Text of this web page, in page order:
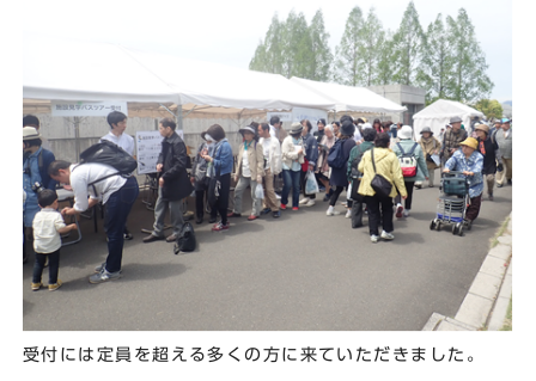
受付には定員を超える多くの方に来ていただきました。